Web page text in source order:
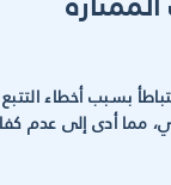
بسبب أخطاء
مما أدى إلى عدم